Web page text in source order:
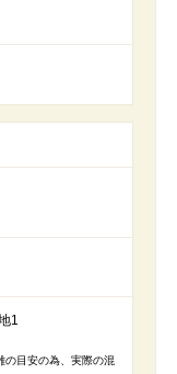
1
目安の為、実際の混